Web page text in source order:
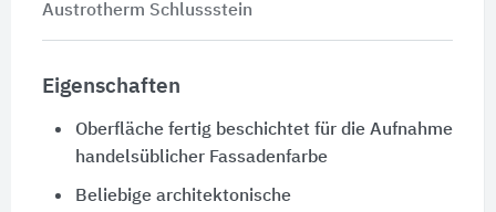
Austrotherm Schlussstein
Eigenschaften
Oberfläche fertig beschichtet für die Aufnahme
handelsüblicher Fassadenfarbe
Beliebige architektonische